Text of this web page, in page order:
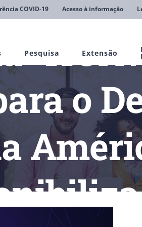
COVID-19 Acesso à informação
Pesquisa Extensão
o